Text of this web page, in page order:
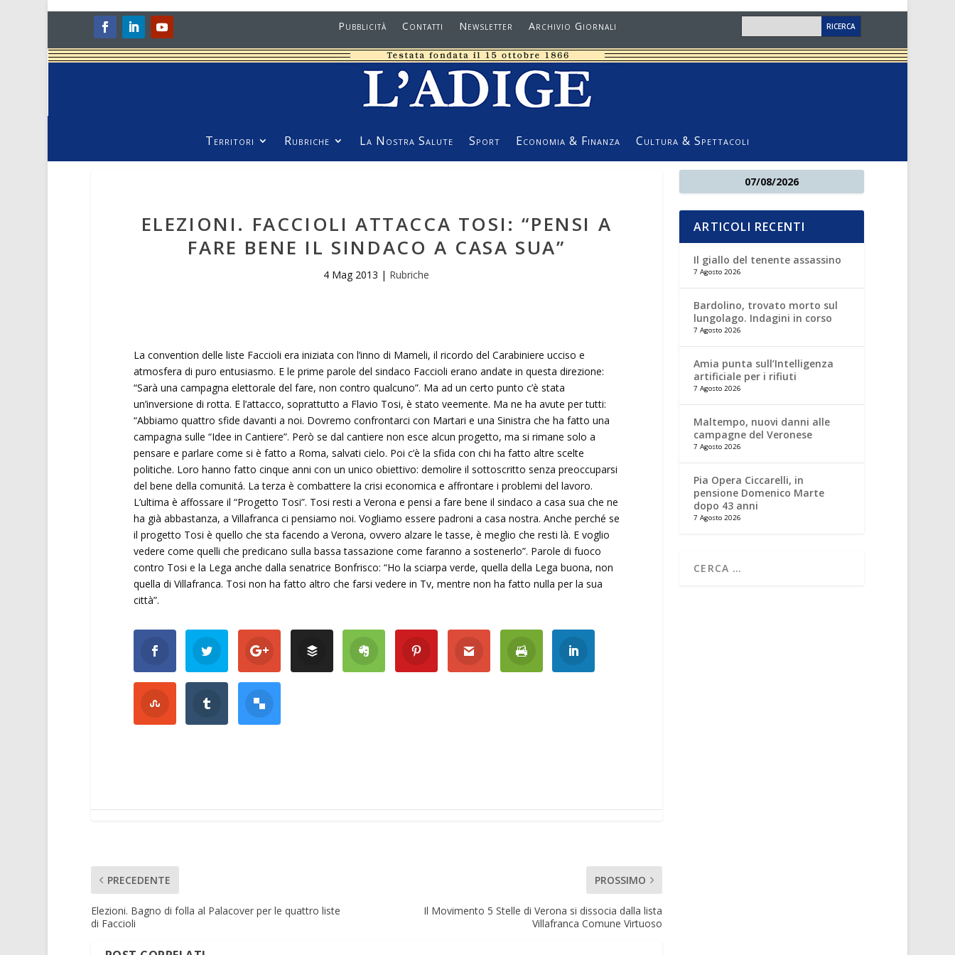
Pubblicità Contatti Newsletter Archivio Giornali
Territori Rubriche La Nostra Salute Sport Economia & Finanza Cultura & Spettacoli
ELEZIONI. FACCIOLI ATTACCA TOSI: “PENSI A
FARE BENE IL SINDACO A CASA SUA”
4 Mag 2013 | Rubriche
La convention delle liste Faccioli era iniziata con l’inno di Mameli, il ricordo del Carabiniere ucciso e
atmosfera di puro entusiasmo. E le prime parole del sindaco Faccioli erano andate in questa direzione:
“Sarà una campagna elettorale del fare, non contro qualcuno”. Ma ad un certo punto c’è stata
un’inversione di rotta. E l’attacco, soprattutto a Flavio Tosi, è stato veemente. Ma ne ha avute per tutti:
“Abbiamo quattro sfide davanti a noi. Dovremo confrontarci con Martari e una Sinistra che ha fatto una
campagna sulle “Idee in Cantiere”. Però se dal cantiere non esce alcun progetto, ma si rimane solo a
pensare e parlare come si è fatto a Roma, salvati cielo. Poi c’è la sfida con chi ha fatto altre scelte
politiche. Loro hanno fatto cinque anni con un unico obiettivo: demolire il sottoscritto senza preoccuparsi
del bene della comunitá. La terza è combattere la crisi economica e affrontare i problemi del lavoro.
L’ultima è affossare il “Progetto Tosi”. Tosi resti a Verona e pensi a fare bene il sindaco a casa sua che ne
ha già abbastanza, a Villafranca ci pensiamo noi. Vogliamo essere padroni a casa nostra. Anche perché se
il progetto Tosi è quello che sta facendo a Verona, ovvero alzare le tasse, è meglio che resti là. E voglio
vedere come quelli che predicano sulla bassa tassazione come faranno a sostenerlo”. Parole di fuoco
contro Tosi e la Lega anche dalla senatrice Bonfrisco: “Ho la sciarpa verde, quella della Lega buona, non
quella di Villafranca. Tosi non ha fatto altro che farsi vedere in Tv, mentre non ha fatto nulla per la sua
città”.
PRECEDENTE
Elezioni. Bagno di folla al Palacover per le quattro liste
di Faccioli
PROSSIMO
Il Movimento 5 Stelle di Verona si dissocia dalla lista
Villafranca Comune Virtuoso
07/08/2026
ARTICOLI RECENTI
Il giallo del tenente assassino
7 Agosto 2026
Bardolino, trovato morto sul
lungolago. Indagini in corso
7 Agosto 2026
Amia punta sull’Intelligenza
artificiale per i rifiuti
7 Agosto 2026
Maltempo, nuovi danni alle
campagne del Veronese
7 Agosto 2026
Pia Opera Ciccarelli, in
pensione Domenico Marte
dopo 43 anni
7 Agosto 2026